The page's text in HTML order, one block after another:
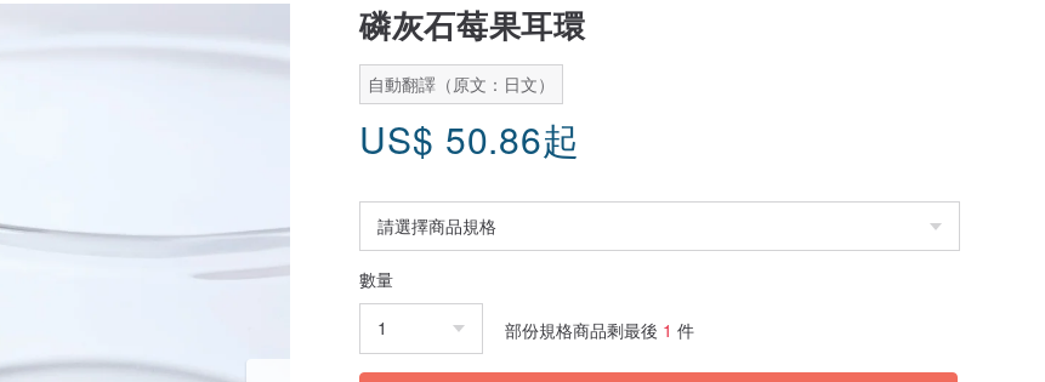
磷灰石莓果耳環
自動翻譯（原文：日文）
US$ 50.86起
數量
部份規格商品剩最後 1 件